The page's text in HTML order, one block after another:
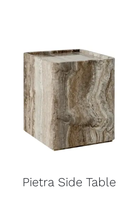
Pietra Side Table